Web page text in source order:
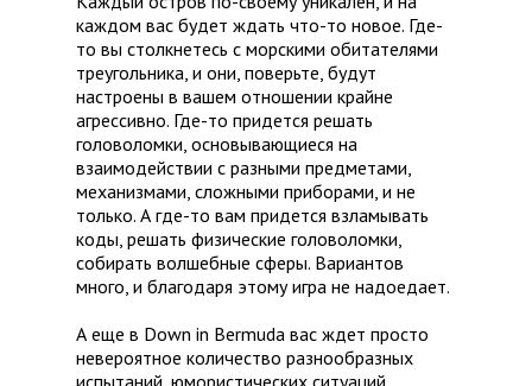
каждом вас будет ждать что-то новое. Где-
то вы столкнетесь с морскими обитателями
треугольника, и они, поверьте, будут
настроены в вашем отношении крайне
агрессивно. Где-то придется решать
головоломки, основывающиеся на
взаимодействии с разными предметами,
механизмами, сложными приборами, и не
только. А где-то вам придется взламывать
коды, решать физические головоломки,
собирать волшебные сферы. Вариантов
много, и благодаря этому игра не надоедает.
А еще в Down in Bermuda вас ждет просто
невероятное количество разнообразных